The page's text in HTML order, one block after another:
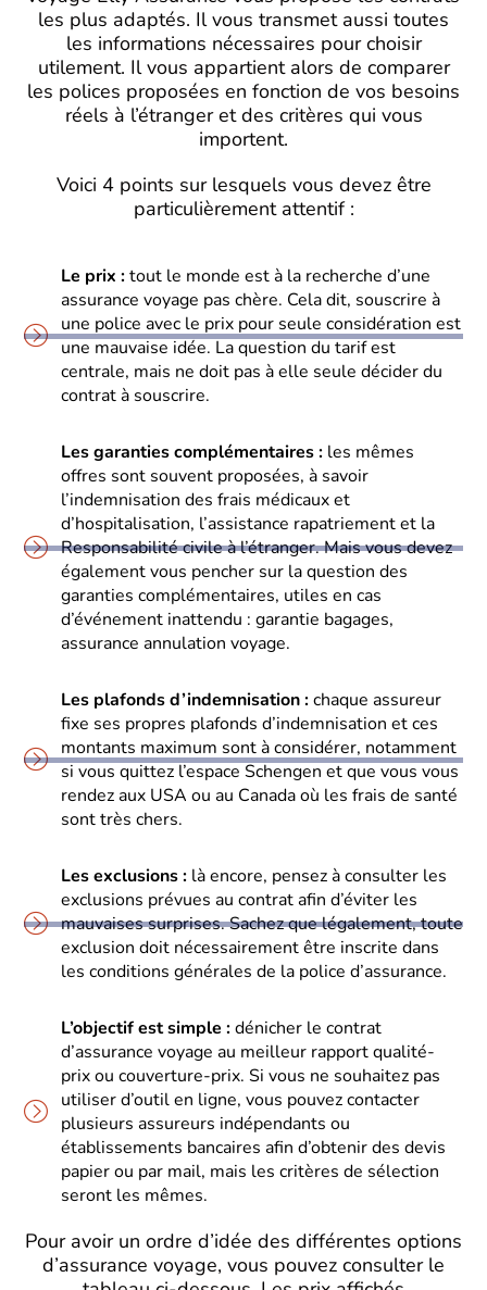
les plus adaptés. Il vous transmet aussi toutes
les informations nécessaires pour choisir
utilement. Il vous appartient alors de comparer
les polices proposées en fonction de vos besoins
réels à l’étranger et des critères qui vous
importent.
Voici 4 points sur lesquels vous devez être
particulièrement attentif :
Le prix :tout le monde est à la recherche d’une
assurance voyage pas chère. Cela dit, souscrire à
une police avec le prix pour seule considération est
une mauvaise idée. La question du tarif est
centrale, mais ne doit pas à elle seule décider du
contrat à souscrire.
Les garanties complémentaires :les mêmes
offres sont souvent proposées, à savoir
l’indemnisation des frais médicaux et
d’hospitalisation, l’assistance rapatriement et la
Responsabilité civile à l’étranger. Mais vous devez
également vous pencher sur la question des
garanties complémentaires, utiles en cas
d’événement inattendu : garantie bagages,
assurance annulation voyage.
Les plafonds d’indemnisation :chaque assureur
fixe ses propres plafonds d’indemnisation et ces
montants maximum sont à considérer, notamment
si vous quittez l’espace Schengen et que vous vous
rendez aux USA ou au Canada où les frais de santé
sont très chers.
Les exclusions : là encore, pensez à consulter les
exclusions prévues au contrat afin d’éviter les
mauvaises surprises. Sachez que légalement, toute
exclusion doit nécessairement être inscrite dans
les conditions générales de la police d’assurance.
L’objectif est simple :dénicher le contrat
d’assurance voyage au meilleur rapport qualité-
prix ou couverture-prix. Si vous ne souhaitez pas
utiliser d’outil en ligne, vous pouvez contacter
plusieurs assureurs indépendants ou
établissements bancaires afin d’obtenir des devis
papier ou par mail, mais les critères de sélection
seront les mêmes.
Pour avoir un ordre d’idée des différentes options
d’assurance voyage, vous pouvez consulter le